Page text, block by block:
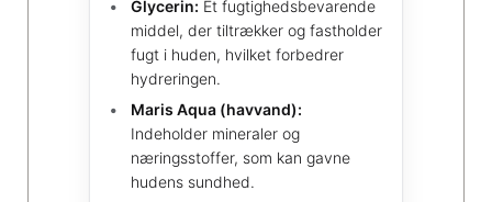
Glycerin: Et fugtighedsbevarende
middel, der tiltrækker og fastholder
fugt i huden, hvilket forbedrer
hydreringen.
Maris Aqua (havvand):
Indeholder mineraler og
næringsstoffer, som kan gavne
hudens sundhed.